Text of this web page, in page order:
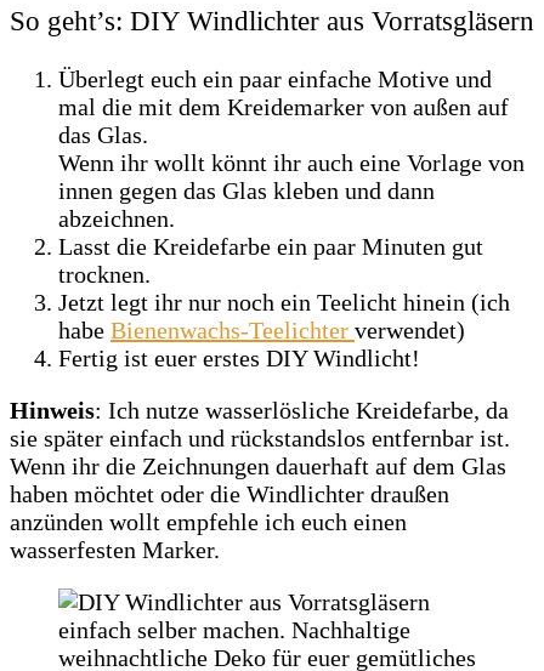
So geht’s: DIY Windlichter aus Vorratsgläsern
Überlegt euch ein paar einfache Motive und
mal die mit dem Kreidemarker von außen auf
das Glas.
Wenn ihr wollt könnt ihr auch eine Vorlage von
innen gegen das Glas kleben und dann
abzeichnen.
Lasst die Kreidefarbe ein paar Minuten gut
trocknen.
Jetzt legt ihr nur noch ein Teelicht hinein (ich
habe Bienenwachs-Teelichter verwendet)
Fertig ist euer erstes DIY Windlicht!
Hinweis: Ich nutze wasserlösliche Kreidefarbe, da
sie später einfach und rückstandslos entfernbar ist.
Wenn ihr die Zeichnungen dauerhaft auf dem Glas
haben möchtet oder die Windlichter draußen
anzünden wollt empfehle ich euch einen
wasserfesten Marker.